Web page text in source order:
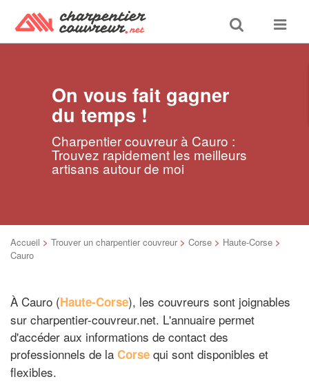
Toggle
search
Toggle
On vous fait gagner
du temps !
Charpentier couvreur à Cauro :
Trouvez rapidement les meilleurs
artisans autour de moi
Accueil > Trouver un charpentier couvreur > Corse > Haute-Corse >
Cauro
À Cauro (Haute-Corse), les couvreurs sont joignables
sur charpentier-couvreur.net. L'annuaire permet
d'accéder aux informations de contact des
professionnels de la Corse qui sont disponibles et
flexibles.